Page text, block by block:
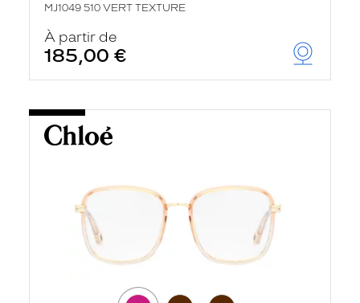
MJ1049 510 VERT TEXTURE
À partir de
185,00 €